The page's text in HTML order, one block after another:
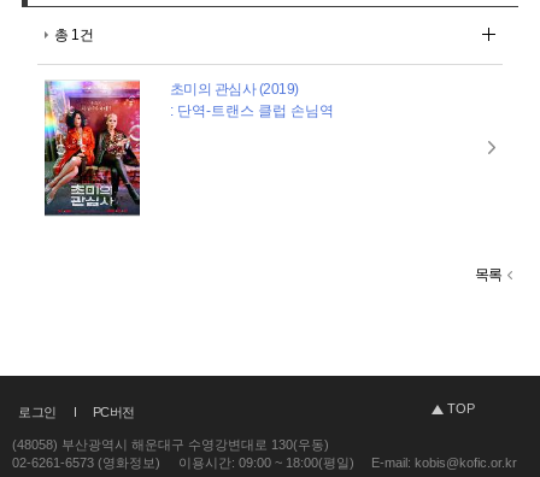
총 1건
초미의 관심사 (2019)
: 단역-트랜스 클럽 손님역
목록
로그인 PC버전 TOP
(48058) 부산광역시 해운대구 수영강변대로 130(우동)
02-6261-6573 (영화정보)
이용시간: 09:00 ~ 18:00(평일) E-mail: kobis@kofic.or.kr